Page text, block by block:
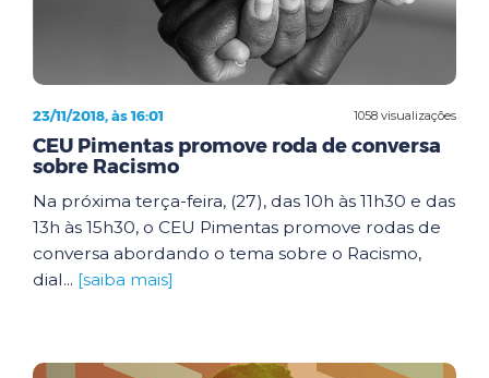
1058 visualizações
23/11/2018, às 16:01
CEU Pimentas promove roda de conversa
sobre Racismo
Na próxima terça-feira, (27), das 10h às 11h30 e das
13h às 15h30, o CEU Pimentas promove rodas de
conversa abordando o tema sobre o Racismo,
dial... [saiba mais]